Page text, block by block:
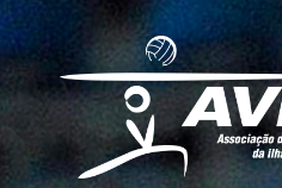
Skip to content